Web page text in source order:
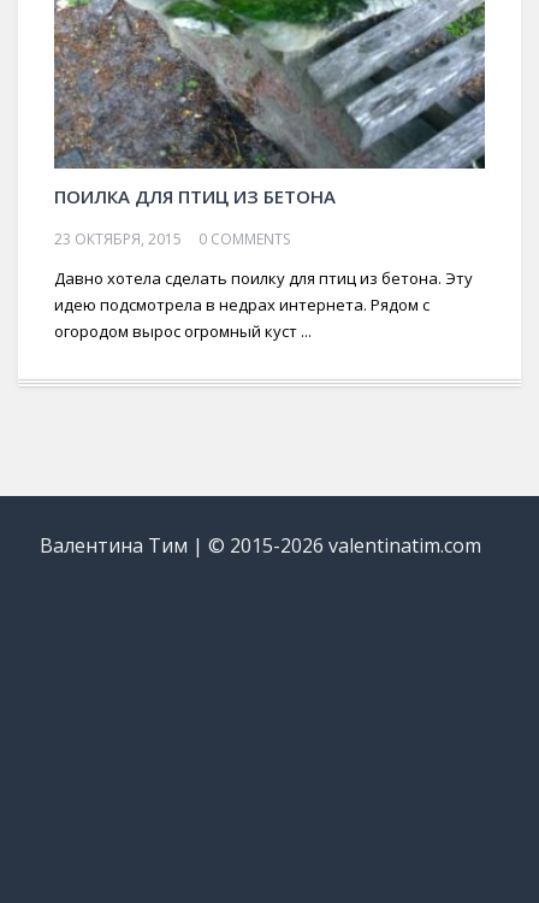
ПОИЛКА ДЛЯ ПТИЦ ИЗ БЕТОНА
23 ОКТЯБРЯ, 2015 0 COMMENTS
Давно хотела сделать поилку для птиц из бетона. Эту
идею подсмотрела в недрах интернета. Рядом с
огородом вырос огромный куст ...
Валентина Тим | © 2015-2026 valentinatim.com